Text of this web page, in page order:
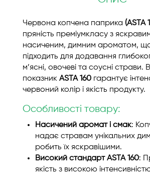
Червона копчена паприка (ASTA
пряність преміумкласу з
насиченим, димним ароматом,
підходить для додавання
м’ясні, овочеві та соусні страви.
показник ASTA 160 гарантує
червоний колір і якість продукту.
Особливості товару:
Насичений аромат і смак:
надає стравам унікальних
робить їх яскравішими.
Високий стандарт ASTA 160:
якість з високою